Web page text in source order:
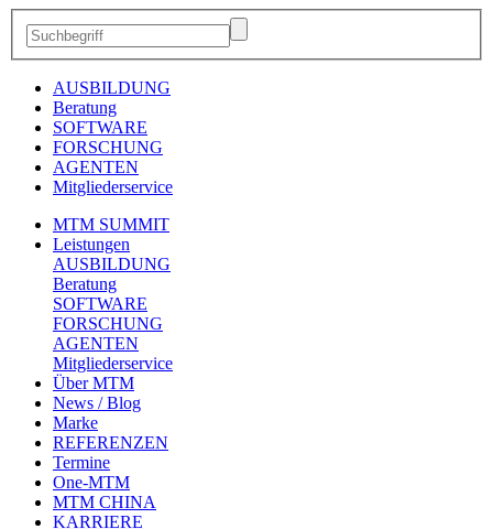
AUSBILDUNG
Beratung
SOFTWARE
FORSCHUNG
AGENTEN
Mitgliederservice
MTM SUMMIT
Leistungen
AUSBILDUNG
Beratung
SOFTWARE
FORSCHUNG
AGENTEN
Mitgliederservice
Über MTM
News / Blog
Marke
REFERENZEN
Termine
One-MTM
MTM CHINA
KARRIERE